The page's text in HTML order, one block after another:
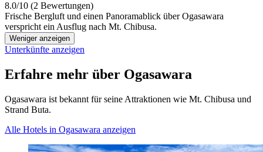
8.0/10 (2 Bewertungen)
Frische Bergluft und einen Panoramablick über Ogasawara
verspricht ein Ausflug nach Mt. Chibusa.
Weniger anzeigen
Unterkünfte anzeigen
Erfahre mehr über Ogasawara
Ogasawara ist bekannt für seine Attraktionen wie Mt. Chibusa und
Strand Buta.
Alle Hotels in Ogasawara anzeigen